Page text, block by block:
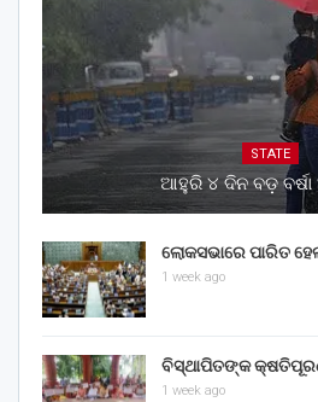
STATE
ଆହୁରି ୪ ଦିନ ବଡ଼
ଲୋକସଭାରେ ପାରିତ
1 week ago
ବିସ୍ଥାପିତଙ୍କ
1 week ago